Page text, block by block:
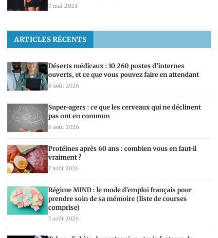
7 mai 2023
ARTICLES RÉCENTS
Déserts médicaux : 10 260 postes d’internes
ouverts, et ce que vous pouvez faire en attendant
8 août 2026
Super-agers : ce que les cerveaux qui ne déclinent
pas ont en commun
8 août 2026
Protéines après 60 ans : combien vous en faut-il
vraiment ?
7 août 2026
Régime MIND : le mode d’emploi français pour
prendre soin de sa mémoire (liste de courses
comprise)
7 août 2026